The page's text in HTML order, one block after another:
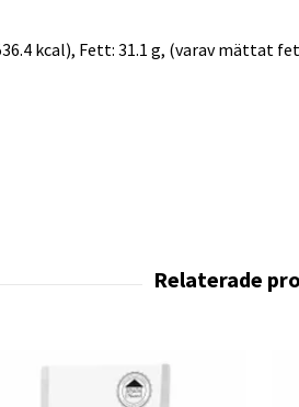
kcal), Fett: 31.1 g, (varav mättat